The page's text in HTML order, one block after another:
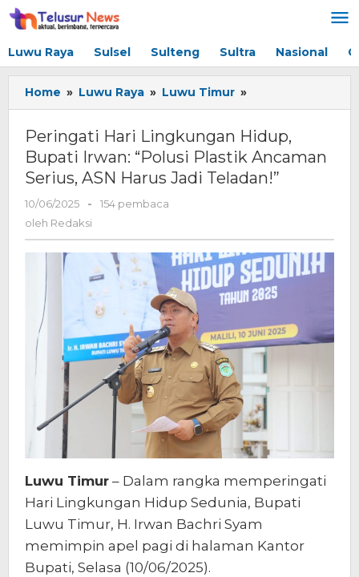
Lewati
ke
Luwu Raya Sulsel Sulteng Sultra Nasional
Home » Luwu Raya » Luwu Timur »
Hari
Hidup,
Bupati
Irwan:
Serius,
ASN
Harus
Jadi
Peringati Hari Lingkungan Hidup,
Bupati Irwan: “Polusi Plastik Ancaman
Serius, ASN Harus Jadi Teladan!”
10/06/2025
oleh
Redaksi
-
154 pembaca
oleh Redaksi
Luwu Timur – Dalam rangka memperingati
Hari Lingkungan Hidup Sedunia, Bupati
Luwu Timur, H. Irwan Bachri Syam
memimpin apel pagi di halaman Kantor
Bupati, Selasa (10/06/2025).